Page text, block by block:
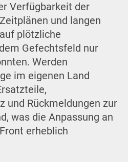
Verfügbarkeit der
und langen
plötzliche
Gefechtsfeld nur
Werden
im eigenen Land
und Rückmeldungen zur
was die Anpassung an
erheblich